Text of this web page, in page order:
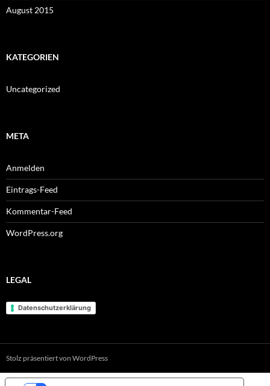
August 2015
KATEGORIEN
Uncategorized
META
Anmelden
Eintrags-Feed
Kommentar-Feed
WordPress.org
LEGAL
Datenschutzerklärung
Stolz präsentiert von WordPress